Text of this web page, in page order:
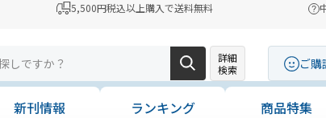
5,500円税込以上購入で送料無料
詳細
検索
ご
新刊情報 ランキング 商品特集